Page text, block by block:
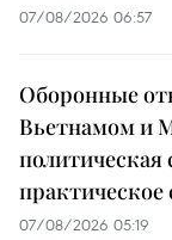
07/08/2026 06:57
Оборонные
Вьетнамом и
политическая
практическое
07/08/2026 05:19